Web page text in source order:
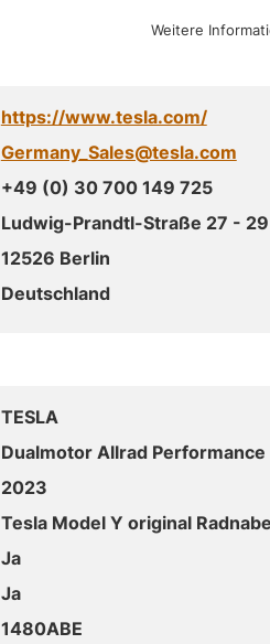
Weitere
https://www.tesla.com/
Germany_Sales@tesla.com
+49 (0) 30 700 149 725
Ludwig-Prandtl-Straße 27 - 29
12526 Berlin
Deutschland
TESLA
Dualmotor Allrad Performance
2023
Tesla Model Y original
Ja
Ja
1480ABE